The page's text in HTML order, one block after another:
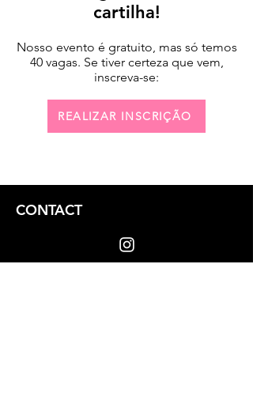
cartilha!
Nosso evento é gratuito, mas só temos
40 vagas. Se tiver certeza que vem,
inscreva-se:
REALIZAR INSCRIÇÃO
CONTACT